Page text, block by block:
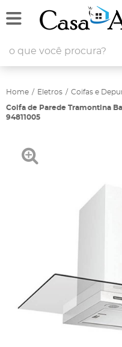
Home Eletros Coifas e
Coifa de Parede Tramontina
94811005